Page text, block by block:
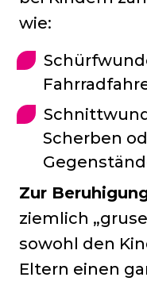
wie:
Scherben
Zur
ziemlich
sowohl den
Eltern einen